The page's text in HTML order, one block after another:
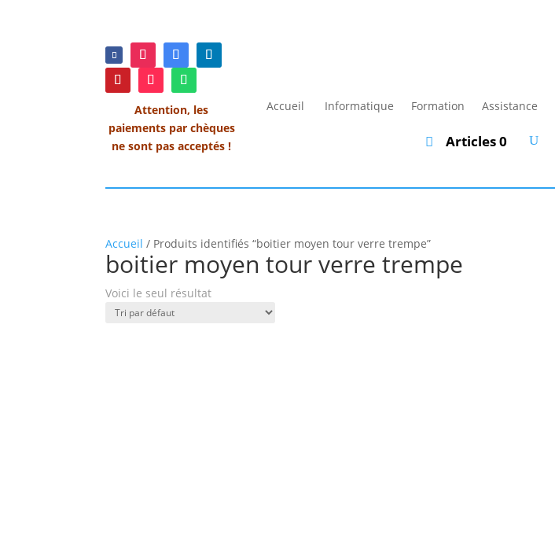
Attention, les
paiements par chèques
ne sont pas acceptés !
Accueil Informatique Formation Assistance
Articles 0
Accueil / Produits identifiés “boitier moyen tour verre trempe”
boitier moyen tour verre trempe
Voici le seul résultat